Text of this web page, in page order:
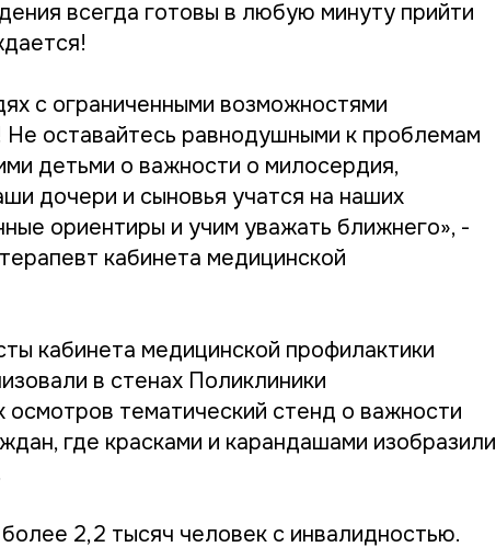
всегда готовы в любую минуту прийти
с ограниченными возможностями
Не оставайтесь равнодушными к проблемам
детьми о важности о милосердия,
дочери и сыновья учатся на наших
ориентиры и учим уважать ближнего», -
кабинета медицинской
кабинета медицинской профилактики
в стенах Поликлиники
осмотров тематический стенд о важности
где красками и карандашами изобразили
2,2 тысяч человек с инвалидностью.